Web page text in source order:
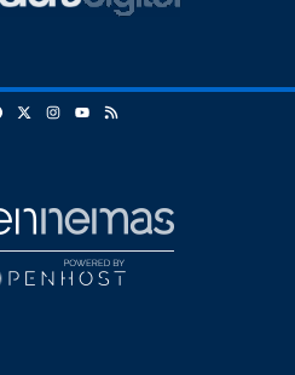
FacebookInstagram